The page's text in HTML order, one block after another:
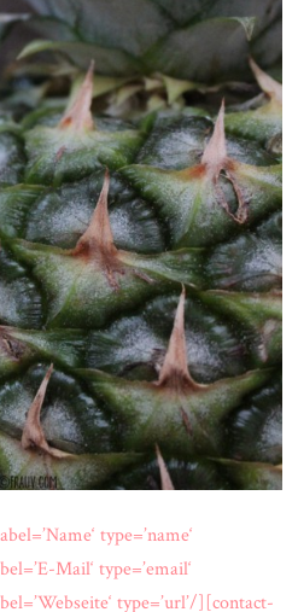
type=’name‘
Mail‘ type=’email‘
type=’url’/][contact-